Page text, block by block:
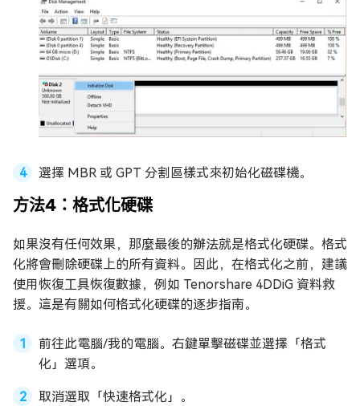
選擇 MBR 或 GPT 分割區樣式來初始化磁碟機。
方法4：格式化硬碟
如果沒有任何效果，那麼最後的辦法就是格式化硬碟。格式
化將會刪除硬碟上的所有資料。因此，在格式化之前，建議
使用恢復工具恢復數據，例如 Tenorshare 4DDiG 資料救
援。這是有關如何格式化硬碟的逐步指南。
前往此電腦/我的電腦。右鍵單擊磁碟並選擇「格式
化」選項。
取消選取「快速格式化」。